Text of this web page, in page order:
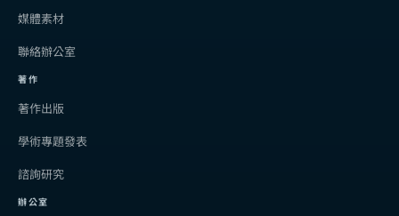
媒體素材
聯絡辦公室
著作
著作出版
學術專題發表
諮詢研究
辦公室